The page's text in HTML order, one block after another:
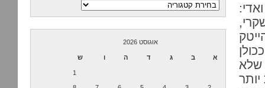
שלא
קטגוריות
אוגוסט 2026
א ב ג ד ה ו ש
1